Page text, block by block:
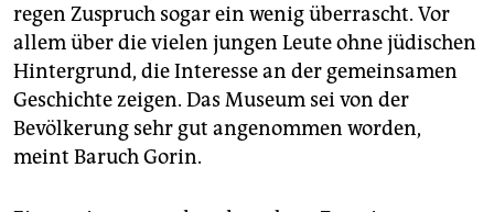
regen Zuspruch sogar ein wenig überrascht. Vor
allem über die vielen jungen Leute ohne jüdischen
Hintergrund, die Interesse an der gemeinsamen
Geschichte zeigen. Das Museum sei von der
Bevölkerung sehr gut angenommen worden,
meint Baruch Gorin.